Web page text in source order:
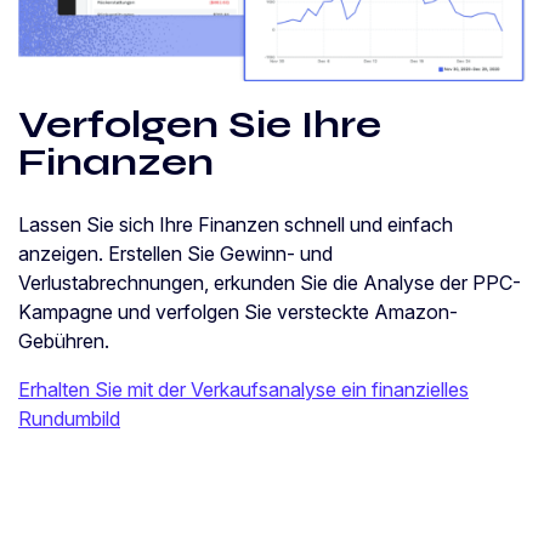
Verfolgen Sie Ihre
Finanzen
Lassen Sie sich Ihre Finanzen schnell und einfach
anzeigen. Erstellen Sie Gewinn- und
Verlustabrechnungen, erkunden Sie die Analyse der PPC-
Kampagne und verfolgen Sie versteckte Amazon-
Gebühren.
Erhalten Sie mit der Verkaufsanalyse ein finanzielles
Rundumbild